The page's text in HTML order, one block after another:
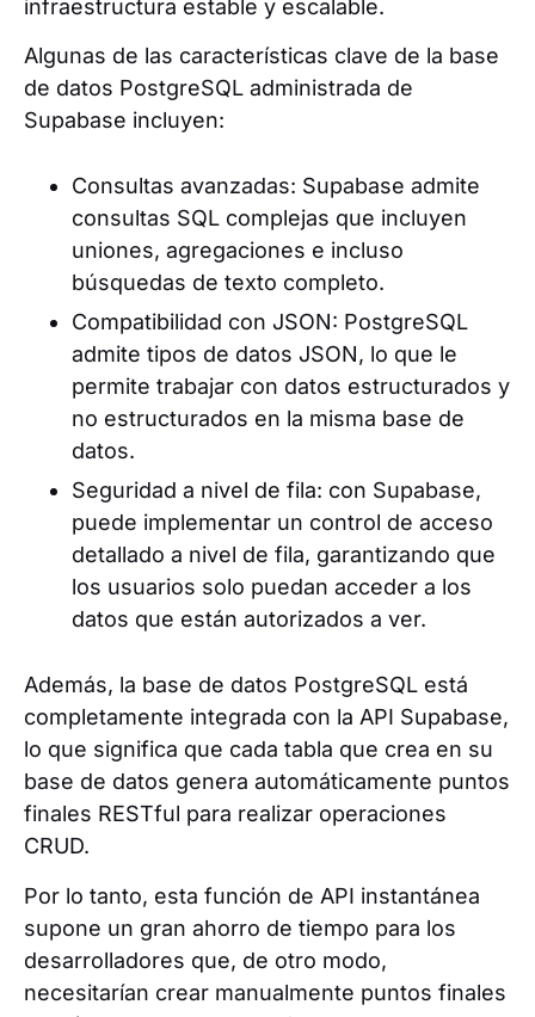
infraestructura estable y escalable.
Algunas de las características clave de la base
de datos PostgreSQL administrada de
Supabase incluyen:
Consultas avanzadas: Supabase admite
consultas SQL complejas que incluyen
uniones, agregaciones e incluso
búsquedas de texto completo.
Compatibilidad con JSON: PostgreSQL
admite tipos de datos JSON, lo que le
permite trabajar con datos estructurados y
no estructurados en la misma base de
datos.
Seguridad a nivel de fila: con Supabase,
puede implementar un control de acceso
detallado a nivel de fila, garantizando que
los usuarios solo puedan acceder a los
datos que están autorizados a ver.
Además, la base de datos PostgreSQL está
completamente integrada con la API Supabase,
lo que significa que cada tabla que crea en su
base de datos genera automáticamente puntos
finales RESTful para realizar operaciones
CRUD.
Por lo tanto, esta función de API instantánea
supone un gran ahorro de tiempo para los
desarrolladores que, de otro modo,
necesitarían crear manualmente puntos finales